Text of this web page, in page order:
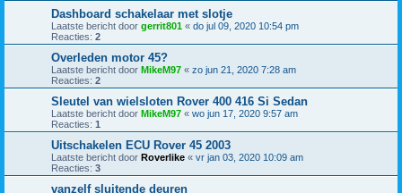
Dashboard schakelaar met slotje
Laatste bericht door gerrit801 « do jul 09, 2020 10:54 pm
Reacties: 2
Overleden motor 45?
Laatste bericht door MikeM97 « zo jun 21, 2020 7:28 am
Reacties: 2
Sleutel van wielsloten Rover 400 416 Si Sedan
Laatste bericht door MikeM97 « wo jun 17, 2020 9:57 am
Reacties: 1
Uitschakelen ECU Rover 45 2003
Laatste bericht door Roverlike « vr jan 03, 2020 10:09 am
Reacties: 3
vanzelf sluitende deuren